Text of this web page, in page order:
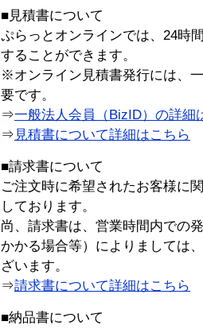
■見積書について
ぷらっとオンラインでは、24時
することができます。
※オンライン見積書発行には、
要です。
⇒一般法人会員（BizID）の詳細
⇒ 見積書について詳細はこちら
■請求書について
ご注文時に希望されたお客様に
しております。
尚、請求書は、営業時間内での
かかる場合等）によりましては
ざいます。
⇒請求書について詳細はこちら
■納品書について